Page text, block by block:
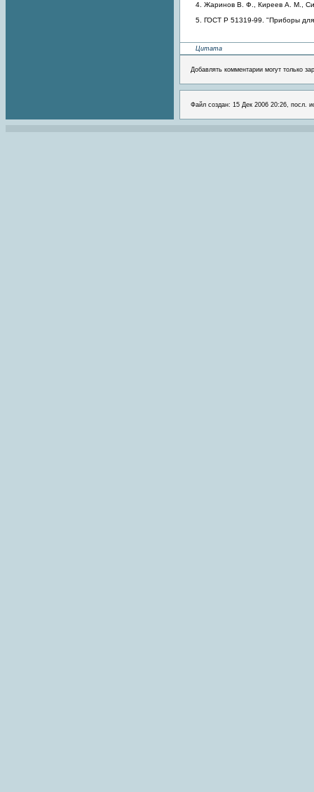
4. Жаринов В. Ф., Киреев А. М.,
5. ГОСТ Р 51319-99. "Приборы для
Цитата
Добавлять комментарии могут только
Файл создан: 15 Дек 2006 20:26, посл.